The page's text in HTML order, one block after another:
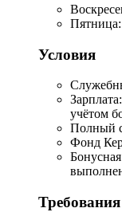
Пятница:
Условия
учётом
Полный
Фонд
Требования